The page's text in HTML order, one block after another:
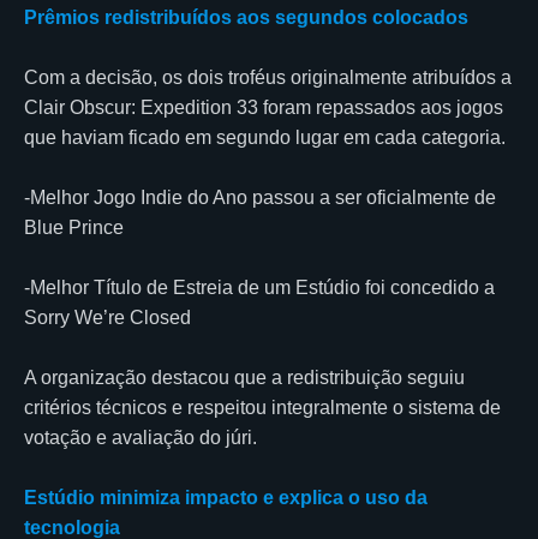
Prêmios redistribuídos aos segundos colocados
Com a decisão, os dois troféus originalmente atribuídos a
Clair Obscur: Expedition 33 foram repassados aos jogos
que haviam ficado em segundo lugar em cada categoria.
-Melhor Jogo Indie do Ano passou a ser oficialmente de
Blue Prince
-Melhor Título de Estreia de um Estúdio foi concedido a
Sorry We’re Closed
A organização destacou que a redistribuição seguiu
critérios técnicos e respeitou integralmente o sistema de
votação e avaliação do júri.
Estúdio minimiza impacto e explica o uso da
tecnologia